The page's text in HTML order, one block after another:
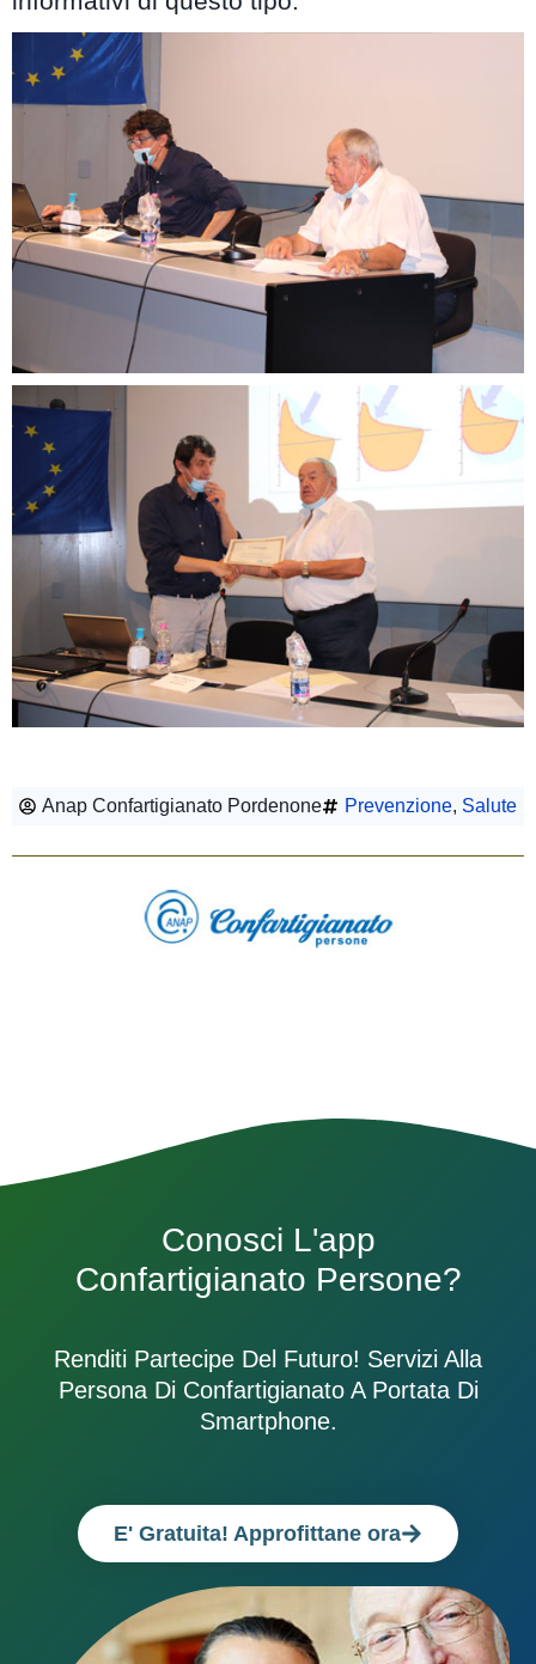
Anap Confartigianato Pordenone Prevenzione, Salute
Conosci L'app
Confartigianato Persone?
Renditi Partecipe Del Futuro! Servizi Alla
Persona Di Confartigianato A Portata Di
Smartphone.
E' Gratuita! Approfittane ora